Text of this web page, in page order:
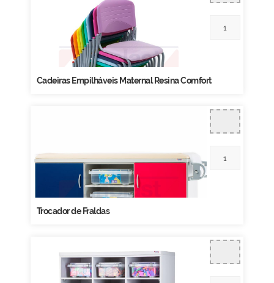
Cadeiras Empilháveis Maternal Resina Comfort
Trocador de Fraldas